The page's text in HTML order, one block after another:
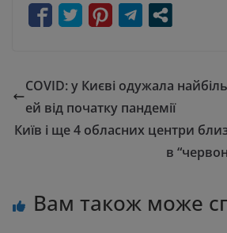
COVID: у Києві одужала
ей від початку пандемії
Київ і ще 4 обласних центри
в
Вам також може